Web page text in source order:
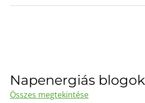
Napenergiás blogok
Összes megtekintése